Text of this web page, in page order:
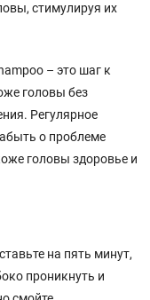
стимулируя их
– это шаг к
головы без
Регулярное
о проблеме
головы здоровье и
на пять минут,
проникнуть и